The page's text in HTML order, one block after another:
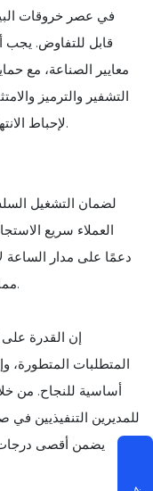
في عصر خروقات
قابل للتفاوض. يجب
معايير الصناعة، مع
التشفير والترميز
(PCI DSS) لإحباط الانتهاكات المحتملة وحماية سمعتك.
لضمان التشغيل
العملاء سريع
دعمًا على مدار الساعة
مما يقلل من أي اضطرابات في عمليات عملك.
إن القدرة
المتطلبات المتطورة،
أساسية للنجاح. من
للمديرين التنفيذيين في
يضمن أقصى درجات